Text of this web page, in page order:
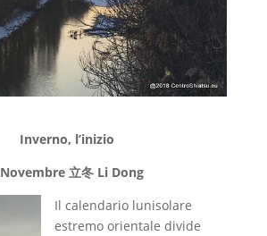
Inverno, l’inizio
Novembre立冬 Li Dong
Il calendario lunisolare
estremo orientale divide